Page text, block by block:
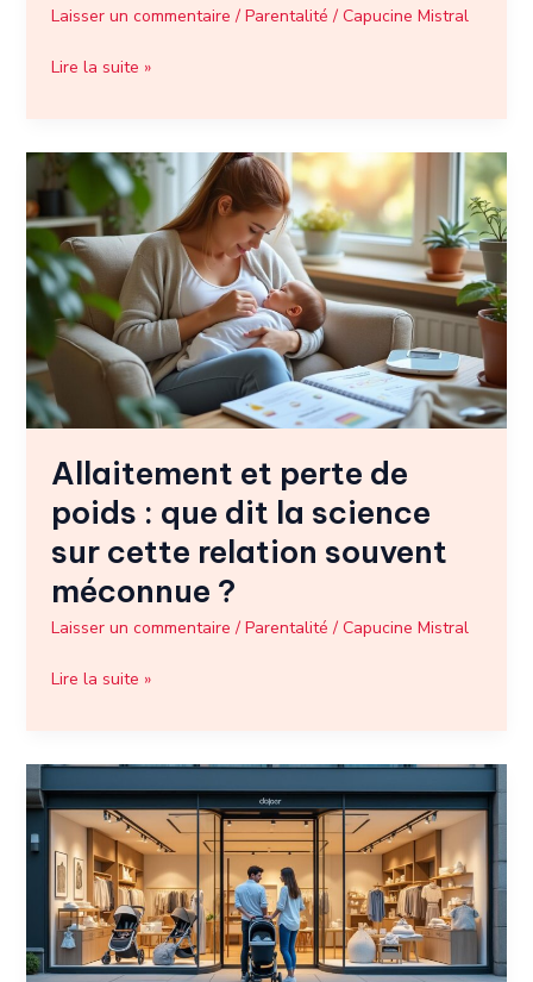
Laisser un commentaire / Parentalité / Capucine Mistral
Lire la suite »
Allaitement et perte de
poids : que dit la science
sur cette relation souvent
méconnue ?
Laisser un commentaire / Parentalité / Capucine Mistral
Allaitement
et
perte
de
poids
:
que
dit
science
cette
souvent
méconnue
Lire la suite »
Comment
choisir
le
magasin
pour
bébé
idéal
sans